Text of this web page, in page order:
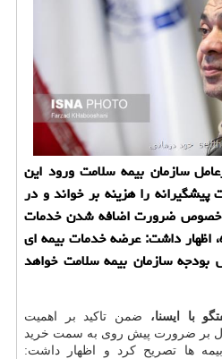
سازمان بیمه سلامت ورود این
را هزینه بر خواند و در
خصوص ضرورت اضافه شدن خدمات
اظهار داشت: عرضه خدمات بیمه ای
بودجه سازمان بیمه سلامت خواهد
با ایسنا، ضمن تاكید بر اهمیت
بر ضرورت پیش روی به سمت خرید
ها تصریح كرد و اظهار داشت: